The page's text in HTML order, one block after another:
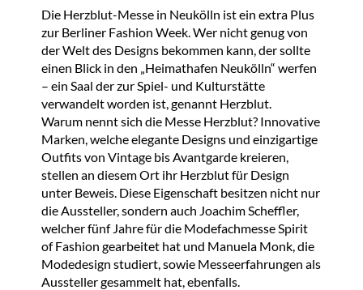
Die Herzblut-Messe in Neukölln ist ein extra Plus
zur Berliner Fashion Week. Wer nicht genug von
der Welt des Designs bekommen kann, der sollte
einen Blick in den „Heimathafen Neukölln“ werfen
– ein Saal der zur Spiel- und Kulturstätte
verwandelt worden ist, genannt Herzblut.
Warum nennt sich die Messe Herzblut? Innovative
Marken, welche elegante Designs und einzigartige
Outfits von Vintage bis Avantgarde kreieren,
stellen an diesem Ort ihr Herzblut für Design
unter Beweis. Diese Eigenschaft besitzen nicht nur
die Aussteller, sondern auch Joachim Scheffler,
welcher fünf Jahre für die Modefachmesse Spirit
of Fashion gearbeitet hat und Manuela Monk, die
Modedesign studiert, sowie Messeerfahrungen als
Aussteller gesammelt hat, ebenfalls.